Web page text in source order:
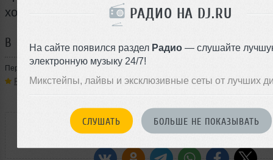
РАДИО НА DJ.RU
На сайте появился раздел Радио — слушайте
электронную музыку 24/7!
Микстейпы, лайвы и эксклюзивные сеты от лучших
СЛУШАТЬ БОЛЬШЕ НЕ ПОКАЗЫВАТЬ
хорошую музыку и заходите чаще на DJ.Ru.
В ТЕМЕ:
Персоны
Pasha Black Cupro
РАССКАЖИ ДРУЗЬЯМ